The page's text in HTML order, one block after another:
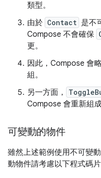
類型。
由於 Contact 是不
Compose 不會確保
更。
因此，Compose 會
組。
另一方面，
Compose 會重新組成
可變動的物件
雖然上述範例使用不可變
動物件請考慮以下程式碼片